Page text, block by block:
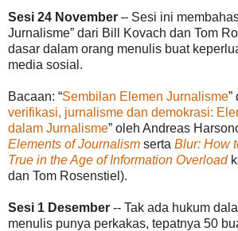
Sesi 24 November – Sesi ini
Jurnalisme” dari Bill Kovach dan Tom
dasar dalam orang menulis buat
media sosial.
Bacaan: “Sembilan Elemen Jurnalisme”
verifikasi, jurnalisme dan demokrasi:
dalam Jurnalisme” oleh Andreas
Elements of Journalism serta Blur: How
True in the Age of Information Overload
dan Tom Rosenstiel).
Sesi 1 Desember -- Tak ada hukum
menulis punya perkakas, tepatnya 50